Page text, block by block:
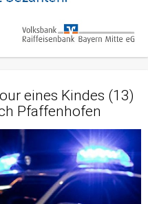
eines Kindes (13)
Pfaffenhofen